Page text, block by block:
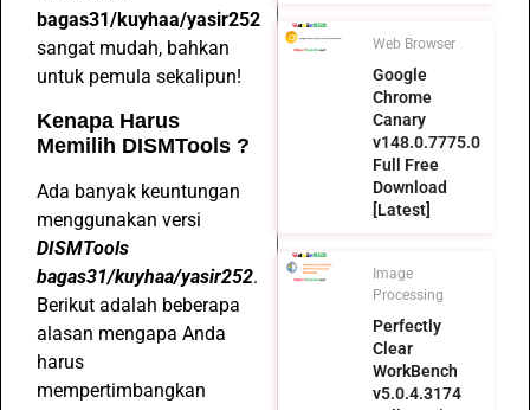
bagas31/kuyhaa/yasir252
sangat mudah, bahkan
untuk pemula sekalipun!
Kenapa Harus
Memilih DISMTools ?
Ada banyak keuntungan
menggunakan versi
DISMTools
bagas31/kuyhaa/yasir252.
Berikut adalah beberapa
alasan mengapa Anda
harus
mempertimbangkan
Web Browser
Google
Chrome
Canary
v148.0.7775.0
Full Free
Download
[Latest]
Image
Processing
Perfectly
Clear
WorkBench
v5.0.4.3174